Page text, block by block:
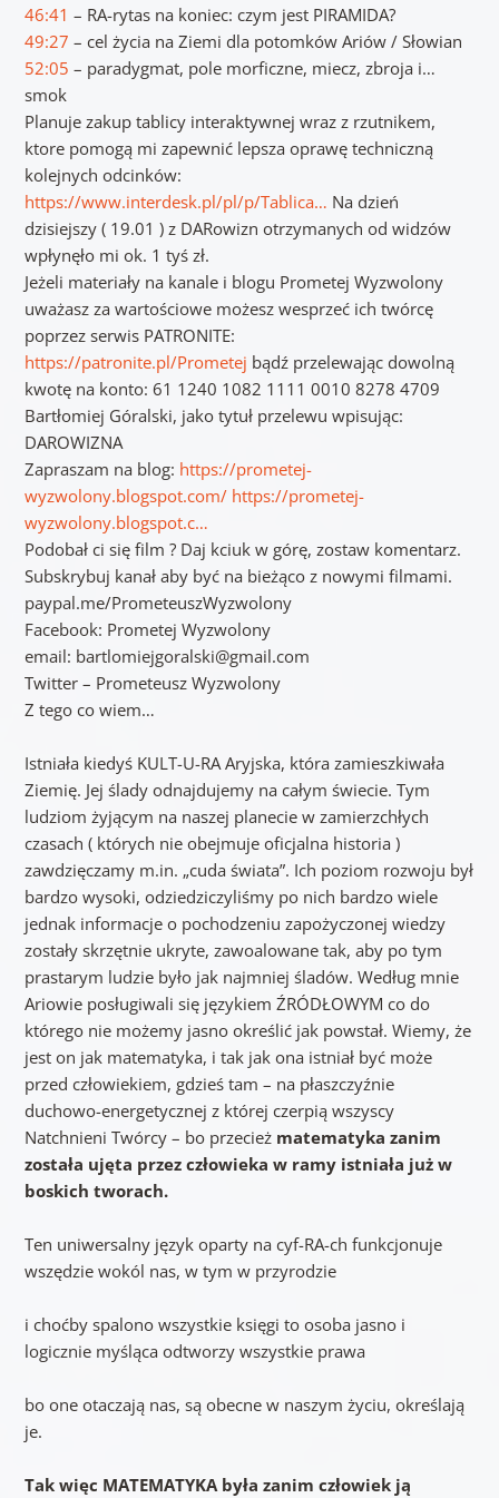
46:41 – RA-rytas na koniec: czym jest PIRAMIDA?
49:27 – cel życia na Ziemi dla potomków Ariów / Słowian
52:05 – paradygmat, pole morficzne, miecz, zbroja i…
smok
Planuje zakup tablicy interaktywnej wraz z rzutnikem,
ktore pomogą mi zapewnić lepsza oprawę techniczną
kolejnych odcinków:
https://www.interdesk.pl/pl/p/Tablica… Na dzień
dzisiejszy ( 19.01 ) z DARowizn otrzymanych od widzów
wpłynęło mi ok. 1 tyś zł.
Jeżeli materiały na kanale i blogu Prometej Wyzwolony
uważasz za wartościowe możesz wesprzeć ich twórcę
poprzez serwis PATRONITE:
https://patronite.pl/Prometej bądź przelewając dowolną
kwotę na konto: 61 1240 1082 1111 0010 8278 4709
Bartłomiej Góralski, jako tytuł przelewu wpisując:
DAROWIZNA
Zapraszam na blog: https://prometej-
wyzwolony.blogspot.com/ https://prometej-
wyzwolony.blogspot.c…
Podobał ci się film ? Daj kciuk w górę, zostaw komentarz.
Subskrybuj kanał aby być na bieżąco z nowymi filmami.
paypal.me/PrometeuszWyzwolony
Facebook: Prometej Wyzwolony
email: bartlomiejgoralski@gmail.com
Twitter – Prometeusz Wyzwolony
Z tego co wiem…
Istniała kiedyś KULT-U-RA Aryjska, która zamieszkiwała
Ziemię. Jej ślady odnajdujemy na całym świecie. Tym
ludziom żyjącym na naszej planecie w zamierzchłych
czasach ( których nie obejmuje oficjalna historia )
zawdzięczamy m.in. „cuda świata”. Ich poziom rozwoju był
bardzo wysoki, odziedziczyliśmy po nich bardzo wiele
jednak informacje o pochodzeniu zapożyczonej wiedzy
zostały skrzętnie ukryte, zawoalowane tak, aby po tym
prastarym ludzie było jak najmniej śladów. Według mnie
Ariowie posługiwali się językiem ŹRÓDŁOWYM co do
którego nie możemy jasno określić jak powstał. Wiemy, że
jest on jak matematyka, i tak jak ona istniał być może
przed człowiekiem, gdzieś tam – na płaszczyźnie
duchowo-energetycznej z której czerpią wszyscy
Natchnieni Twórcy – bo przecież matematyka zanim
została ujęta przez człowieka w ramy istniała już w
boskich tworach.
Ten uniwersalny język oparty na cyf-RA-ch funkcjonuje
wszędzie wokól nas, w tym w przyrodzie
i choćby spalono wszystkie księgi to osoba jasno i
logicznie myśląca odtworzy wszystkie prawa
bo one otaczają nas, są obecne w naszym życiu, określają
je.
Tak więc MATEMATYKA była zanim człowiek ją